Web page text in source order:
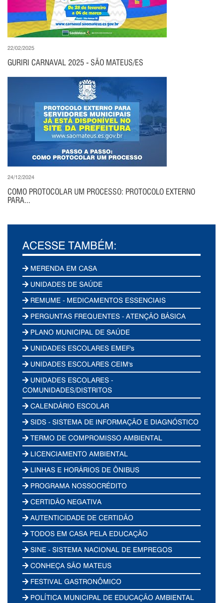
22/02/2025
GURIRI CARNAVAL 2025 - SÃO MATEUS/ES
24/12/2024
COMO PROTOCOLAR UM PROCESSO: PROTOCOLO EXTERNO
PARA...
ACESSE TAMBÉM:
MERENDA EM CASA
UNIDADES DE SAÚDE
REMUME - MEDICAMENTOS ESSENCIAIS
PERGUNTAS FREQUENTES - ATENÇÃO BÁSICA
PLANO MUNICIPAL DE SAÚDE
UNIDADES ESCOLARES EMEF's
UNIDADES ESCOLARES CEIM's
UNIDADES ESCOLARES -
COMUNIDADES/DISTRITOS
CALENDÁRIO ESCOLAR
SIDS - SISTEMA DE INFORMAÇÃO E DIAGNÓSTICO
TERMO DE COMPROMISSO AMBIENTAL
LICENCIAMENTO AMBIENTAL
LINHAS E HORÁRIOS DE ÔNIBUS
PROGRAMA NOSSOCRÉDITO
CERTIDÃO NEGATIVA
AUTENTICIDADE DE CERTIDÃO
TODOS EM CASA PELA EDUCAÇÃO
SINE - SISTEMA NACIONAL DE EMPREGOS
CONHEÇA SÃO MATEUS
FESTIVAL GASTRONÔMICO
POLÍTICA MUNICIPAL DE EDUCAÇÃO AMBIENTAL